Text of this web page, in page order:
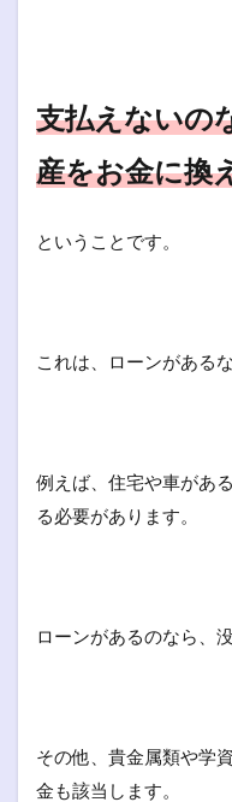
支払えないの
産をお金に換
ということです。
これは、ローンがある
例えば、住宅や車があ
る必要があります。
ローンがあるのなら、没
その他、貴金属類や学
金も該当します。